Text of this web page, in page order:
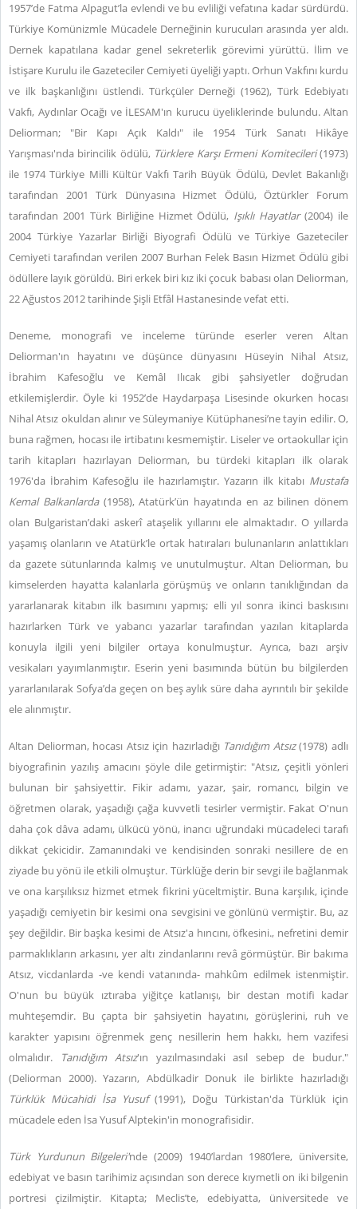
1957’de Fatma Alpagut’la evlendi ve bu evliliği vefatına kadar sürdürdü.
Türkiye Komünizmle Mücadele Derneğinin kurucuları arasında yer aldı.
Dernek kapatılana kadar genel sekreterlik görevimi yürüttü. İlim ve
İstişare Kurulu ile Gazeteciler Cemiyeti üyeliği yaptı. Orhun Vakfını kurdu
ve ilk başkanlığını üstlendi. Türkçüler Derneği (1962), Türk Edebiyatı
Vakfı, Aydınlar Ocağı ve İLESAM'ın kurucu üyeliklerinde bulundu. Altan
Deliorman; "Bir Kapı Açık Kaldı" ile 1954 Türk Sanatı Hikâye
Yarışması'nda birincilik ödülü, Türklere Karşı Ermeni Komitecileri(1973)
ile 1974 Türkiye Milli Kültür Vakfı Tarih Büyük Ödülü, Devlet Bakanlığı
tarafından 2001 Türk Dünyasına Hizmet Ödülü, Öztürkler Forum
tarafından 2001 Türk Birliğine Hizmet Ödülü, Işıklı Hayatlar(2004) ile
2004 Türkiye Yazarlar Birliği Biyografi Ödülü ve Türkiye Gazeteciler
Cemiyeti tarafından verilen 2007 Burhan Felek Basın Hizmet Ödülü gibi
ödüllere layık görüldü. Biri erkek biri kız iki çocuk babası olan Deliorman,
22 Ağustos 2012 tarihinde Şişli Etfâl Hastanesinde vefat etti.
Deneme, monografi ve inceleme türünde eserler veren Altan
Deliorman'ın hayatını ve düşünce dünyasını Hüseyin Nihal Atsız,
İbrahim Kafesoğlu ve Kemâl Ilıcak gibi şahsiyetler doğrudan
etkilemişlerdir. Öyle ki 1952’de Haydarpaşa Lisesinde okurken hocası
Nihal Atsız okuldan alınır ve Süleymaniye Kütüphanesi’ne tayin edilir. O,
buna rağmen, hocası ile irtibatını kesmemiştir. Liseler ve ortaokullar için
tarih kitapları hazırlayan Deliorman, bu türdeki kitapları ilk olarak
1976'da İbrahim Kafesoğlu ile hazırlamıştır. Yazarın ilk kitabı Mustafa
Kemal Balkanlarda(1958), Atatürk’ün hayatında en az bilinen dönem
olan Bulgaristan’daki askerî ataşelik yıllarını ele almaktadır. O yıllarda
yaşamış olanların ve Atatürk’le ortak hatıraları bulunanların anlattıkları
da gazete sütunlarında kalmış ve unutulmuştur. Altan Deliorman, bu
kimselerden hayatta kalanlarla görüşmüş ve onların tanıklığından da
yararlanarak kitabın ilk basımını yapmış; elli yıl sonra ikinci baskısını
hazırlarken Türk ve yabancı yazarlar tarafından yazılan kitaplarda
konuyla ilgili yeni bilgiler ortaya konulmuştur. Ayrıca, bazı arşiv
vesikaları yayımlanmıştır. Eserin yeni basımında bütün bu bilgilerden
yararlanılarak Sofya’da geçen on beş aylık süre daha ayrıntılı bir şekilde
ele alınmıştır.
Altan Deliorman, hocası Atsız için hazırladığı Tanıdığım Atsız(1978) adlı
biyografinin yazılış amacını şöyle dile getirmiştir: "Atsız, çeşitli yönleri
bulunan bir şahsiyettir. Fikir adamı, yazar, şair, romancı, bilgin ve
öğretmen olarak, yaşadığı çağa kuvvetli tesirler vermiştir. Fakat O'nun
daha çok dâva adamı, ülkücü yönü, inancı uğrundaki mücadeleci tarafı
dikkat çekicidir. Zamanındaki ve kendisinden sonraki nesillere de en
ziyade bu yönü ile etkili olmuştur. Türklüğe derin bir sevgi ile bağlanmak
ve ona karşılıksız hizmet etmek fikrini yüceltmiştir. Buna karşılık, içinde
yaşadığı cemiyetin bir kesimi ona sevgisini ve gönlünü vermiştir. Bu, az
şey değildir. Bir başka kesimi de Atsız'a hıncını, öfkesini., nefretini demir
parmaklıkların arkasını, yer altı zindanlarını revâ görmüştür. Bir bakıma
Atsız, vicdanlarda -ve kendi vatanında- mahkûm edilmek istenmiştir.
O'nun bu büyük ıztıraba yiğitçe katlanışı, bir destan motifi kadar
muhteşemdir. Bu çapta bir şahsiyetin hayatını, görüşlerini, ruh ve
karakter yapısını öğrenmek genç nesillerin hem hakkı, hem vazifesi
olmalıdır.
Tanıdığım Atsız'ın yazılmasındaki asıl sebep de budur."
(Deliorman 2000). Yazarın, Abdülkadir Donuk ile birlikte hazırladığı
Türklük Mücahidi İsa Yusuf(1991), Doğu Türkistan'da Türklük için
mücadele eden İsa Yusuf Alptekin'in monografisidir.
Türk Yurdunun Bilgeleri'nde (2009) 1940’lardan 1980’lere, üniversite,
edebiyat ve basın tarihimiz açısından son derece kıymetli on iki bilgenin
portresi çizilmiştir. Kitapta; Meclis’te, edebiyatta, üniversitede ve